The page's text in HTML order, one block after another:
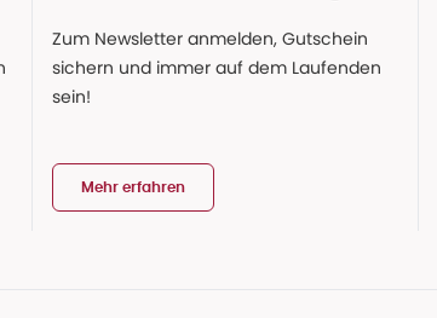
Zum Newsletter anmelden, Gutschein
sichern und immer auf dem Laufenden
sein!
Mehr erfahren